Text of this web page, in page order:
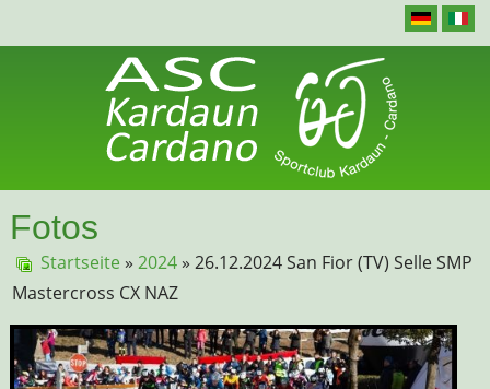
Fotos
Startseite » 2024» 26.12.2024 San Fior (TV) Selle SMP
Mastercross CX NAZ